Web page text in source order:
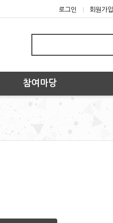
로그인 회원가입
참여마당